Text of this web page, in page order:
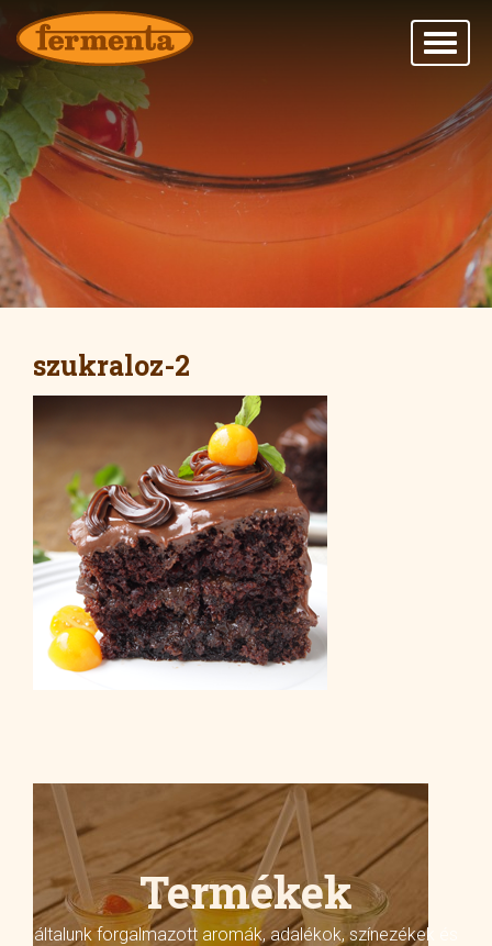
szukraloz-2
Termékek
általunk forgalmazott aromák, adalékok, színezékek és